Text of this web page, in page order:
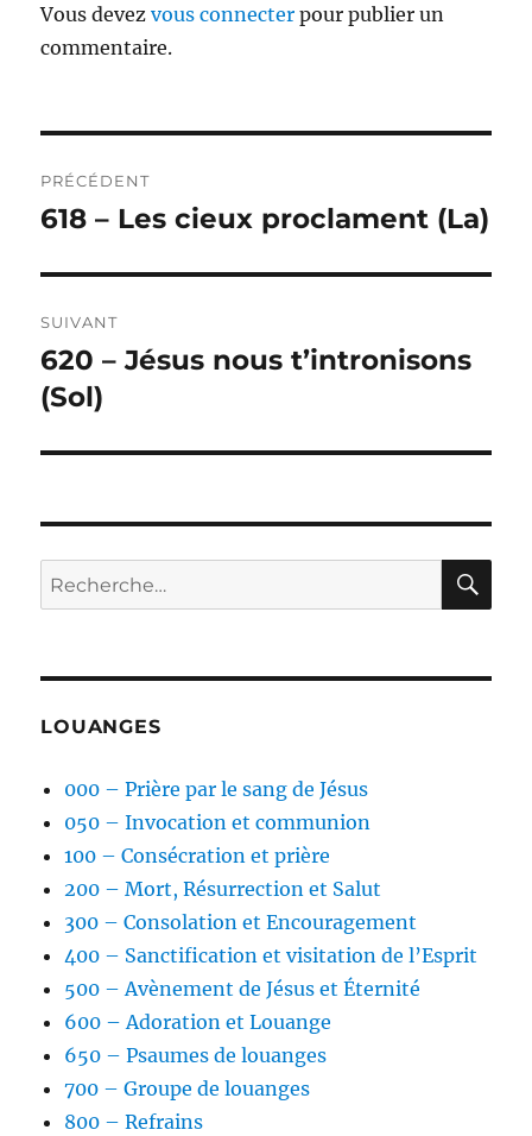
Vous devezvous connecter pour publier un
commentaire.
de
PRÉCÉDENT
Publication
618 – Les cieux proclament (La)
SUIVANT
Publication
suivante :
620 – Jésus nous t’intronisons
(Sol)
Recherche
pour :
LOUANGES
000 – Prière par le sang de Jésus
050 – Invocation et communion
100 – Consécration et prière
200 – Mort, Résurrection et Salut
300 – Consolation et Encouragement
400 – Sanctification et visitation de l’Esprit
500 – Avènement de Jésus et Éternité
600 – Adoration et Louange
650 – Psaumes de louanges
700 – Groupe de louanges
800 – Refrains